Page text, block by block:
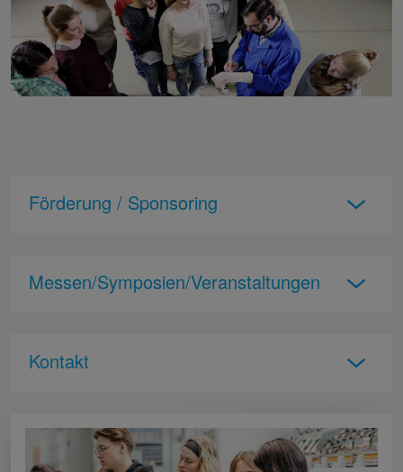
Förderung / Sponsoring
Messen/Symposien/Veranstaltungen
Kontakt